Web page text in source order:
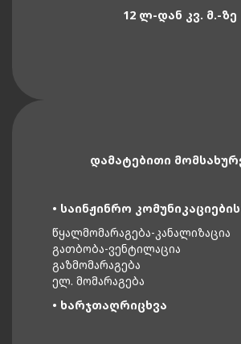
12 Ლ-ᲓᲐᲜ ᲙᲕ. Მ.-ᲖᲔ
ᲓᲐᲛᲐᲢᲔᲑᲘᲗᲘ
• ᲡᲐᲘᲜᲟᲘᲜᲠᲝ
ᲬᲧᲐᲚᲛᲝᲛᲐᲠᲐᲒᲔᲑᲐ-ᲙᲐᲜᲐᲚᲘᲖᲐᲪᲘᲐ
ᲒᲐᲗᲑᲝᲑᲐ-ᲕᲔᲜᲢᲘᲚᲐᲪᲘᲐ
ᲒᲐᲖᲛᲝᲛᲐᲠᲐᲒᲔᲑᲐ
ᲔᲚ. ᲛᲝᲛᲐᲠᲐᲒᲔᲑᲐ
• ᲮᲐᲠᲯᲗᲐᲦᲠᲘᲪᲮᲕᲐ